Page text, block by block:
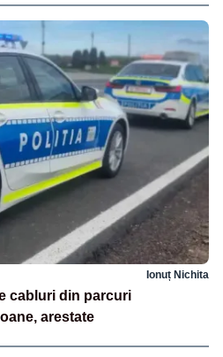
Ionuț Nichita
cabluri din parcuri
arestate